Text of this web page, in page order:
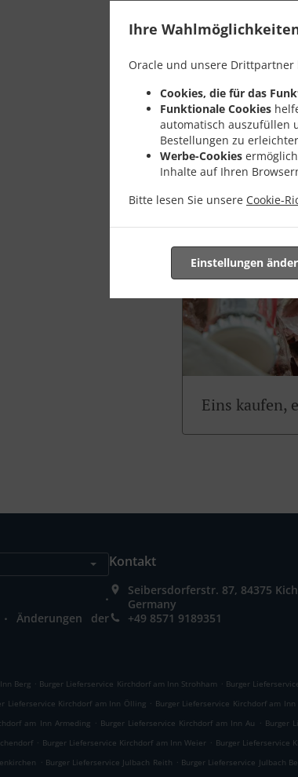
Ihre
Oracle und unsere Drittpartner
Cookies, die für das
Funktionale Cookies
automatisch auszufüllen
Bestellungen zu
Werbe-Cookies
Inhalte auf Ihren
Bitte lesen Sie unsere Cookie-
Einstellungen
Eins kaufen,
.
.
Änderungen der
Kontakt
Seibersdorferstr. 87, 84375
Germany
+49 8571 9189351
Berg . Burger Lieferservice Kirchdorf am Inn Strohham . Burger
Lieferservice Kirchdorf am Inn Ölling . Burger Lieferservice Kirchdorf am Inn
am Inn Armeding . Burger Lieferservice Kirchdorf am Inn Au . Burger
. Burger Lieferservice Kirchdorf am Inn Weier . Burger Lieferservice
. Burger Lieferservice Julbach Reith . Burger Lieferservice Julbach